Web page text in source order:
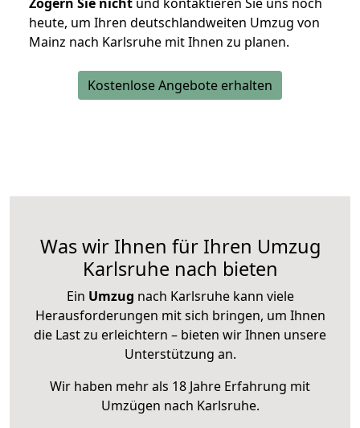
heute, um Ihren deutschlandweiten Umzug von
Mainz nach Karlsruhe mit Ihnen zu planen.
Kostenlose Angebote erhalten
Was wir Ihnen für Ihren Umzug
Karlsruhe nach bieten
Ein Umzug nach Karlsruhe kann viele
Herausforderungen mit sich bringen, um Ihnen
die Last zu erleichtern – bieten wir Ihnen unsere
Unterstützung an.
Wir haben mehr als 18 Jahre Erfahrung mit
Umzügen nach Karlsruhe.